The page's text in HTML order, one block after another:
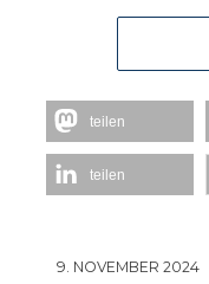
teilen
teilen
9. NOVEMBER 2024
/